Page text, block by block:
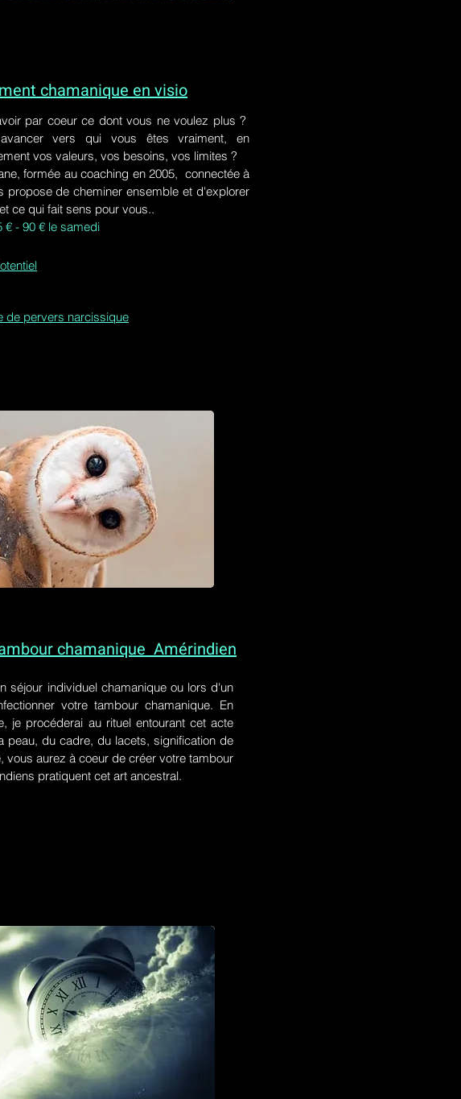
chamanique en visio
par coeur ce dont vous ne voulez plus ?
vers qui vous êtes vraiment, en
vos valeurs, vos besoins, vos limites ?
formée au coaching en 2005, connectée à
propose de cheminer ensemble et d'explorer
ce qui fait sens pour vous..
€ - 90 € le samedi
de pervers narcissique
chamanique Amérindien
séjour individuel chamaniqueou lors d'un
votre tambour chamanique. En
je procéderai au rituel entourant cet acte
peau, du cadre, du lacets, signification de
vous aurez à coeur de créer votre tambour
pratiquent cet art ancestral.